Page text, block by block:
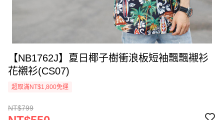
【NB1762J】夏日椰子樹衝浪板短袖飄飄襯衫
花襯衫(CS07)
超取滿NT$1,800免運
NT$799